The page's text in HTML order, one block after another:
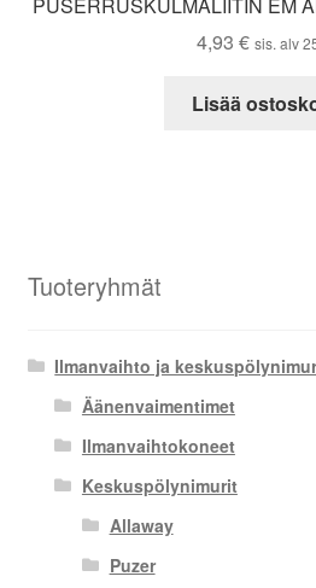
4,93 € sis. alv
Lisää
Tuoteryhmät
Ilmanvaihto ja
Äänenvaimentimet
Ilmanvaihtokoneet
Keskuspölynimurit
Allaway
Puzer